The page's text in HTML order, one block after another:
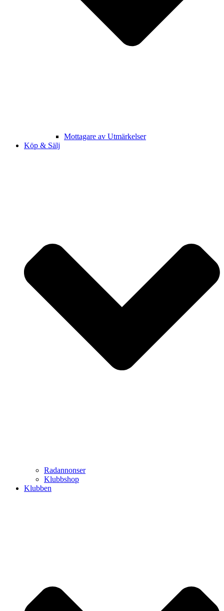
Mottagare av Utmärkelser
Köp & Sälj
Radannonser
Klubbshop
Klubben